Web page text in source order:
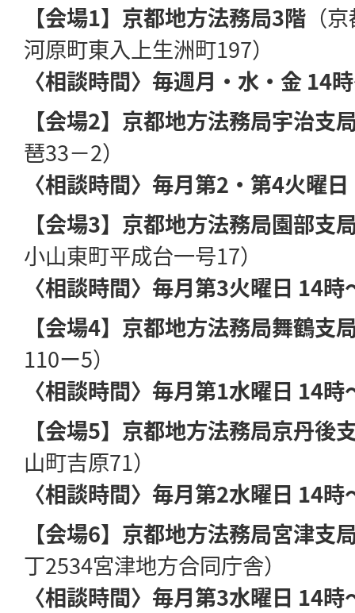
【会場1】京都地方法務局3階 （
河原町東入上生洲町197）
〈相談時間〉毎週月・水・金 14
【会場2】京都地方法務局宇治支
琶33－2）
〈相談時間〉毎月第2・第4火曜
【会場3】京都地方法務局園部支
小山東町平成台一号17）
〈相談時間〉毎月第3火曜日 14
【会場4】京都地方法務局舞鶴支
110ー5）
〈相談時間〉 毎月第1水曜日 14時
【会場5】京都地方法務局京丹後
山町吉原71）
〈相談時間〉 毎月第2水曜日 14時
【会場6】 京都地方法務局宮津支
丁2534宮津地方合同庁舎）
〈相談時間〉 毎月第3水曜日 14時